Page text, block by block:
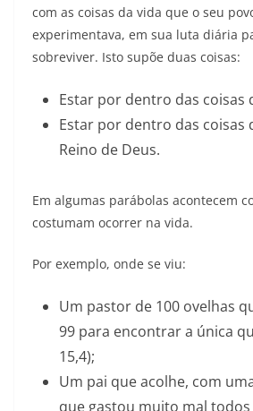
com as coisas da vida que o seu
experimentava, em sua luta diária
sobreviver. Isto supõe duas coisas:
Estar por dentro das coisas
Estar por dentro das coisas
Reino de Deus.
Em algumas parábolas acontecem
costumam ocorrer na vida.
Por exemplo, onde se viu:
Um pastor de 100 ovelhas
99 para encontrar a única
15,4);
Um pai que acolhe, com
que gastou muito mal todos